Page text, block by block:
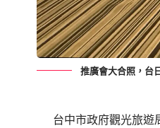
推廣會大合照，台
台中市政府觀光旅遊